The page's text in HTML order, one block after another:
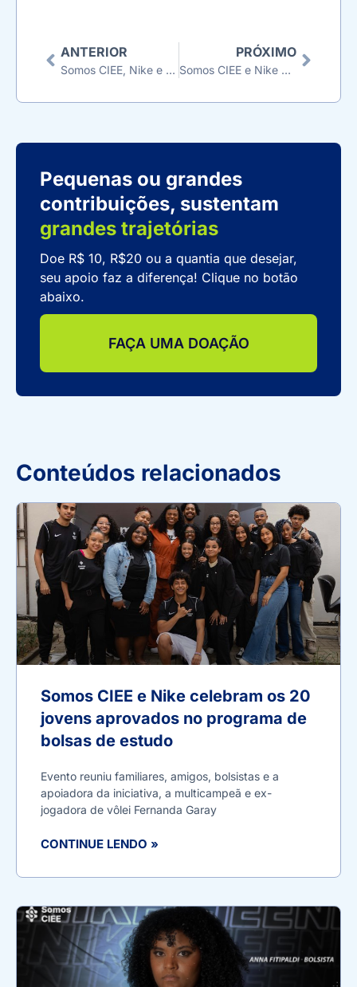
ANTERIOR
Somos CIEE, Nike e Corinthians prorrogam inscrições para bolsas de estudo exclusiva a jovens negros da Grande São Paulo
PRÓXIMO
Somos CIEE e Nike celebram os 20 jovens aprovados no programa de bolsas de estudo
Pequenas ou grandes
contribuições, sustentam
grandes trajetórias
Doe R$ 10, R$20 ou a quantia que desejar,
seu apoio faz a diferença! Clique no botão
abaixo.
FAÇA UMA DOAÇÃO
Conteúdos relacionados
Somos CIEE e Nike celebram os 20
jovens aprovados no programa de
bolsas de estudo
Evento reuniu familiares, amigos, bolsistas e a
apoiadora da iniciativa, a multicampeã e ex-
jogadora de vôlei Fernanda Garay
CONTINUE LENDO »